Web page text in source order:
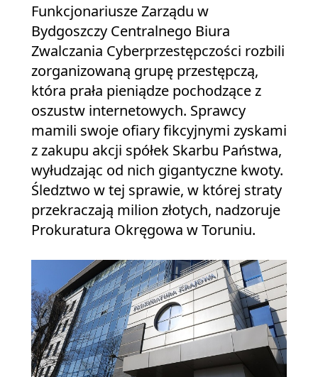
Funkcjonariusze Zarządu w
Bydgoszczy Centralnego Biura
Zwalczania Cyberprzestępczości rozbili
zorganizowaną grupę przestępczą,
która prała pieniądze pochodzące z
oszustw internetowych. Sprawcy
mamili swoje ofiary fikcyjnymi zyskami
z zakupu akcji spółek Skarbu Państwa,
wyłudzając od nich gigantyczne kwoty.
Śledztwo w tej sprawie, w której straty
przekraczają milion złotych, nadzoruje
Prokuratura Okręgowa w Toruniu.